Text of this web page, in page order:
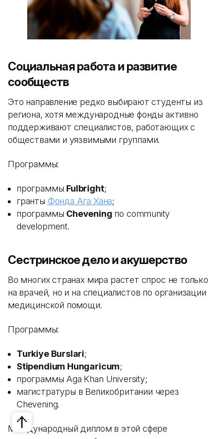
Социальная работа и развитие
сообществ
Это направление редко выбирают студенты из
региона, хотя международные фонды активно
поддерживают специалистов, работающих с
обществами и уязвимыми группами.
Программы:
программы Fulbright;
гранты Фонда Ага Хана;
программы Chevening по community
development.
Сестринское дело и акушерство
Во многих странах мира растет спрос не только
на врачей, но и на специалистов по организации
медицинской помощи.
Программы:
Turkiye Burslari;
Stipendium Hungaricum;
программы Aga Khan University;
магистратуры в Великобритании через
Chevening.
Международный диплом в этой сфере